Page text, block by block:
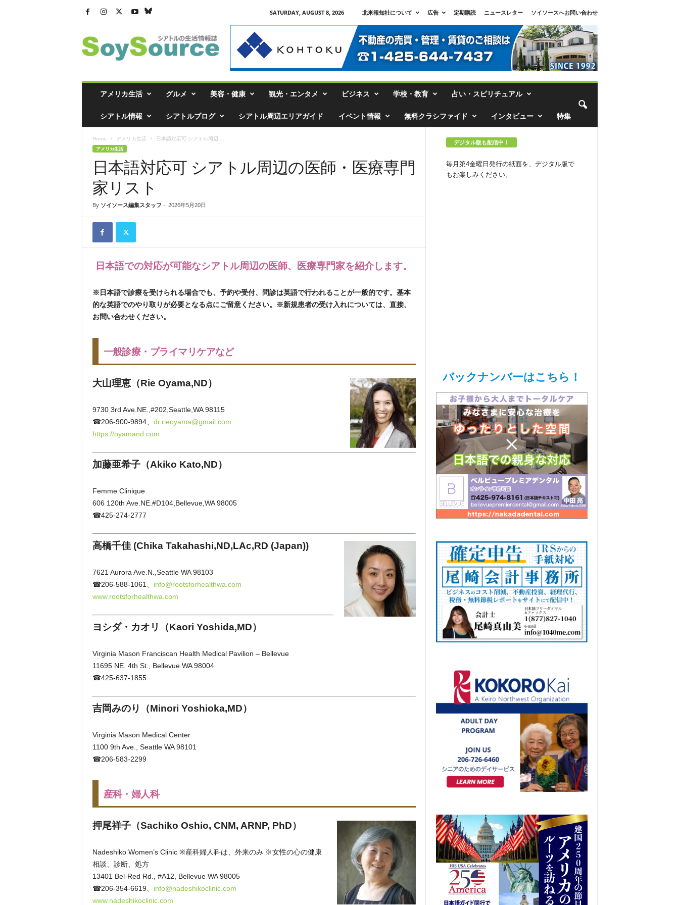
SATURDAY, AUGUST 8, 2026 北米報知社について 広告 定期購読 ニュースレター
ソイソースへお問い合わせ
ト
ル
アメリカ生活 グルメ 美容・健康 観光・エンタメ ビジネス 学校・教育 占い・スピリチュアル
シアトル情報 シアトルブログ シアトル周辺エリアガイド イベント情報 無料クラシファイド インタビュー 特集
Home アメリカ生活 日本語対応可 シアトル周辺...
アメリカ生活
日本語対応可 シアトル周辺の医師・医療専門
家リスト
By ソイソース編集スタッフ - 2026年5月20日
日本語での対応が可能なシアトル周辺の医師、医療専門家を紹介します。
※日本語で診療を受けられる場合でも、予約や受付、問診は英語で行われることが一般的です。 基本
的な英語でのやり取りが必要となる点にご留意ください。
※新規患者の受け入れについては、直接、
お問い合わせください。
一般診療・プライマリケアなど
大山理恵（Rie Oyama,ND）
9730 3rd Ave.NE.,#202,Seattle,WA 98115
☎206-900-9894、 dr.rieoyama@gmail.com
https://oyamand.com
加藤亜希子（Akiko Kato,ND）
Femme Clinique
606 120th Ave.NE.#D104,Bellevue,WA 98005
☎425-274-2777
高橋千佳 (Chika Takahashi,ND,LAc,RD (Japan))
7621 Aurora Ave.N.,Seattle WA 98103
☎206-588-1061、 info@rootsforhealthwa.com
www.rootsforhealthwa.com
ヨシダ・カオリ（Kaori Yoshida,MD）
Virginia Mason Franciscan Health Medical Pavilion – Bellevue
11695 NE. 4th St., Bellevue WA 98004
☎425-637-1855
吉岡みのり（Minori Yoshioka,MD）
Virginia Mason Medical Center
1100 9th Ave., Seattle WA 98101
☎206-583-2299
産科・婦人科
押尾祥子（Sachiko Oshio, CNM, ARNP, PhD）
Nadeshiko Women’s Clinic ※産科婦人科は、外来のみ ※女性の心の健康
相談、診断、処方
13401 Bel-Red Rd., #A12, Bellevue WA 98005
☎206-354-6619、 info@nadeshikoclinic.com
www.nadeshikoclinic.com
デジタル版も配信中！
毎月第4金曜日発行の紙面を、デジタル版で
もお楽しみください。
バックナンバーはこちら！